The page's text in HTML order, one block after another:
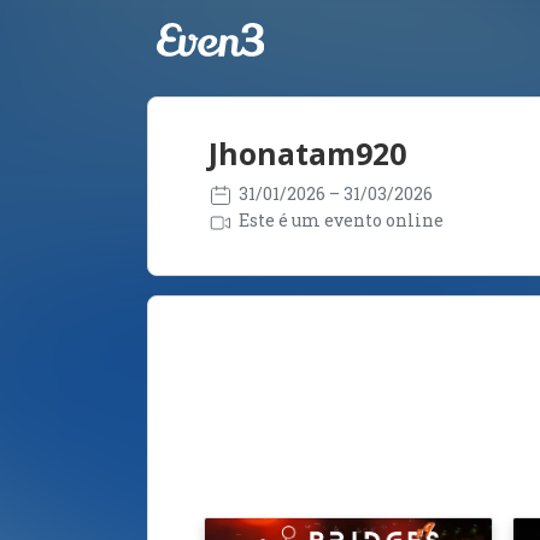
Jhonatam920
31/01/2026 – 31/03/2026
Este é um evento online